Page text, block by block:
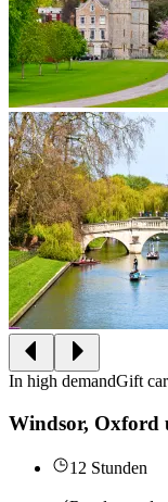
In high demandGift
Windsor, Oxford
12 Stunden